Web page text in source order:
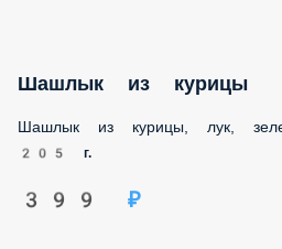
Шашлык из курицы
Шашлык из курицы, лук,
205 г.
399 ₽